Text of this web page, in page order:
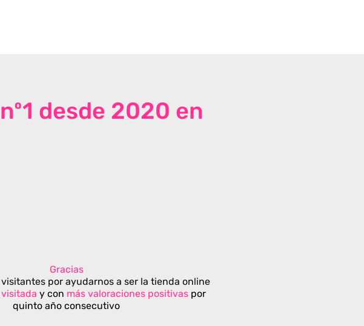
desde 2020 en
Gracias
por ayudarnos a ser la tienda online
visitada y con más valoraciones positivas por
quinto año consecutivo